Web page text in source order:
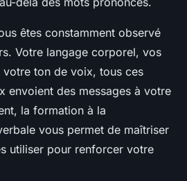
êtes constamment observé
Votre langage corporel, vos
ton de voix, tous ces
envoient des messages à votre
la formation à la
vous permet de maîtriser
utiliser pour renforcer votre